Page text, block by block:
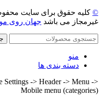
© کلیه حقوق برای سایت
غیرمجاز می باشد جهان روی
منو
دسته بندی ها
Settings -> Header -> Menu ->
Mobile menu (categories)